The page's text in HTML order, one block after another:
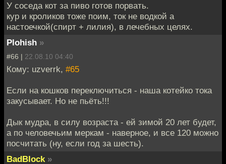
У соседа кот за пиво готов порвать.
кур и кроликов тоже поим, ток не водкой а
настоечкой(спирт + лилия), в лечебных целях.
Plohish »
#66 | 22.08.10 04:40
Кому: uzverrk, #65
Если на кошков переключиться - наша котейко тока
закусывает. Но не пьёть!!!
Дык мудра, в силу возраста - ей зимой 20 лет будет,
а по человечьим меркам - наверное, и все 120 можно
посчитать (ну, если год за шесть).
BadBlock »